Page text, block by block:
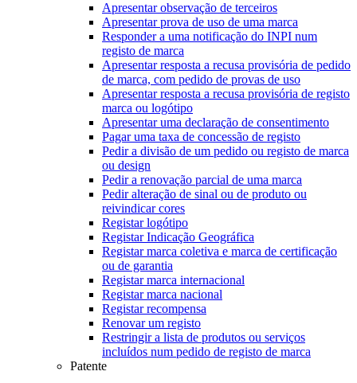
Apresentar observação de terceiros
Apresentar prova de uso de uma marca
Responder a uma notificação do INPI num
registo de marca
Apresentar resposta a recusa provisória de pedido
de marca, com pedido de provas de uso
Apresentar resposta a recusa provisória de registo
marca ou logótipo
Apresentar uma declaração de consentimento
Pagar uma taxa de concessão de registo
Pedir a divisão de um pedido ou registo de marca
ou design
Pedir a renovação parcial de uma marca
Pedir alteração de sinal ou de produto ou
reivindicar cores
Registar logótipo
Registar Indicação Geográfica
Registar marca coletiva e marca de certificação
ou de garantia
Registar marca internacional
Registar marca nacional
Registar recompensa
Renovar um registo
Restringir a lista de produtos ou serviços
incluídos num pedido de registo de marca
Patente